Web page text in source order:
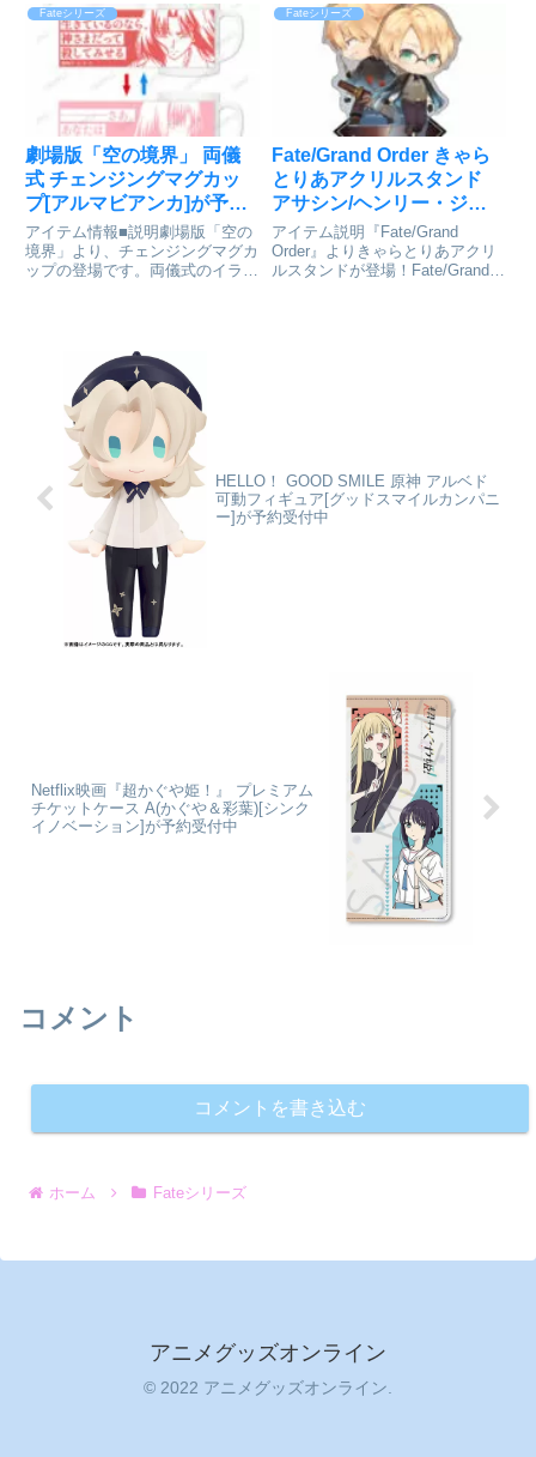
ションカバー 蘆屋道満©TYPE-
MOON / FGO PROJECT通販サ
イトで検索する
ア・ペンドラゴン」「ルーラー/
ジャンヌ・ダルク」「セイバー/
沖田総司」「セイバー/ネロ・ク
ラウディウス〔ブ...
Fateシリーズ
劇場版「空の境界」 両儀
式 チェンジングマグカッ
プ[アルマビアンカ]が予約
受付開始
アイテム情報■説明劇場版「空の
境界」より、チェンジングマグカ
ップの登場です。両儀式のイラス
ており、マグカップに温かい飲み
物を⼊れると、両儀式の台詞と
Fateシリーズ
Fate/Grand Order きゃら
とりあアクリルスタンド
アサシン/ヘンリー・ジキ
ル＆ハイドが予約受付開始
アイテム説明『Fate/Grand
Order』よりきゃらとりあアクリ
ルスタンドが登場！Fate/Grand
HELLO！ GOOD SMILE 原神 アルベド
可動フィギュア[グッドスマイルカンパニ
ー]が予約受付中
Netflix映画『超かぐや姫！』 プレミアム
チケットケース A(かぐや＆彩葉)[シンク
イノベーション]が予約受付中
コメント
コメントを書き込む
ホーム Fateシリーズ
アニメグッズオンライン
© 2022 アニメグッズオンライン.